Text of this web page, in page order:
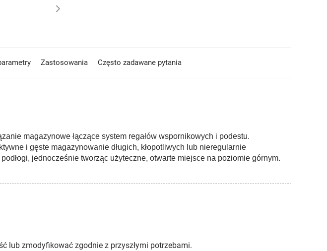
Zastosowania Często zadawane pytania
magazynowe łączące system regałów wspornikowych i podestu.
i gęste magazynowanie długich, kłopotliwych lub nieregularnie
jednocześnie tworząc użyteczne, otwarte miejsce na poziomie górnym.
lub zmodyfikować zgodnie z przyszłymi potrzebami.